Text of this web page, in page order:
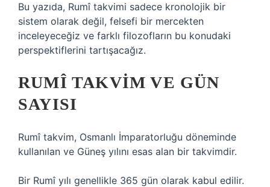
Bu yazıda, Rumî takvimi sadece kronolojik bir
sistem olarak değil, felsefi bir mercekten
inceleyeceğiz ve farklı filozofların bu konudaki
perspektiflerini tartışacağız.
RUMÎ TAKVIM VE GÜN
SAYISI
Rumî takvim, Osmanlı İmparatorluğu döneminde
kullanılan ve Güneş yılını esas alan bir takvimdir.
Bir Rumî yılı genellikle 365 gün olarak kabul edilir.